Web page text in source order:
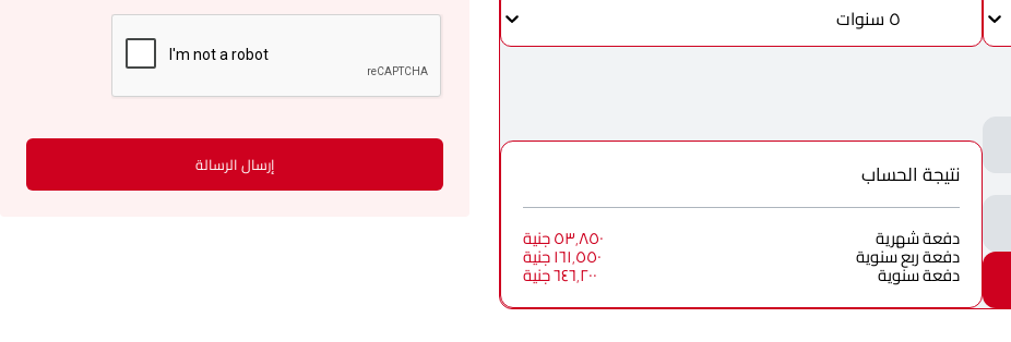
٥ سنوات
نتيجة الحساب
دفعة شهرية ٥٣٬٨٥٠ جنية
دفعة ربع سنوية ١٦١٬٥٥٠ جنية
دفعة سنوية ٦٤٦٬٢٠٠ جنية
إرسال الرسالة